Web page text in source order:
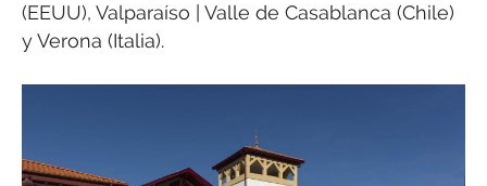
(EEUU), Valparaíso | Valle de Casablanca (Chile)
y Verona (Italia).